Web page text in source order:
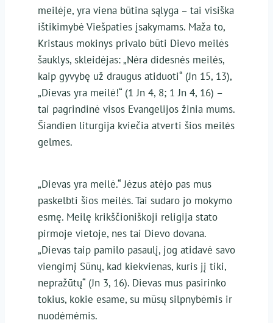
meilėje, yra viena būtina sąlyga – tai visiška
ištikimybė Viešpaties įsakymams. Maža to,
Kristaus mokinys privalo būti Dievo meilės
šauklys, skleidėjas: „Nėra didesnės meilės,
kaip gyvybę už draugus atiduoti“ (Jn 15, 13),
„Dievas yra meilė!“ (1 Jn 4, 8; 1 Jn 4, 16) –
tai pagrindinė visos Evangelijos žinia mums.
Šiandien liturgija kviečia atverti šios meilės
gelmes.
„Dievas yra meilė.“ Jėzus atėjo pas mus
paskelbti šios meilės. Tai sudaro jo mokymo
esmę. Meilę krikščioniškoji religija stato
pirmoje vietoje, nes tai Dievo dovana.
„Dievas taip pamilo pasaulį, jog atidavė savo
viengimį Sūnų, kad kiekvienas, kuris jį tiki,
nepražūtų“ (Jn 3, 16). Dievas mus pasirinko
tokius, kokie esame, su mūsų silpnybėmis ir
nuodėmėmis.